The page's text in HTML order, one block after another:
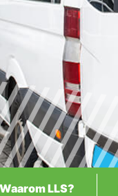
Waarom LLS?